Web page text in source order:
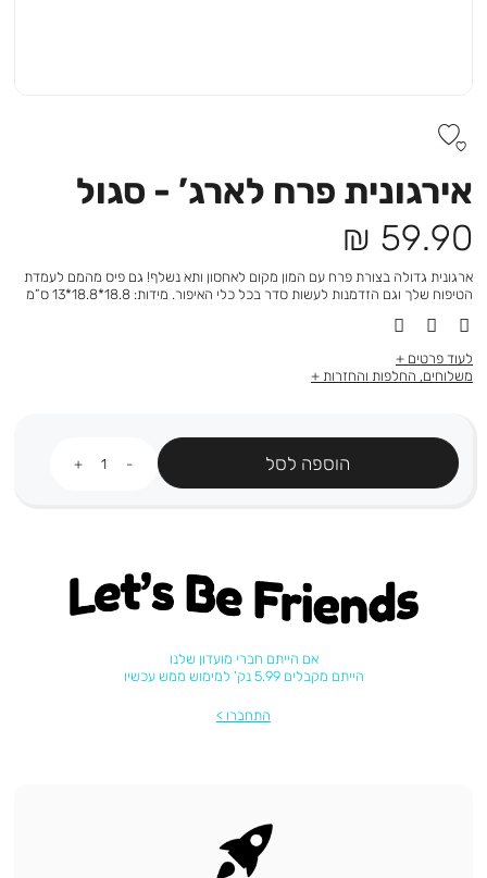
אירגונית פרח לארג’ - סגול
מחיר
מוצר
59.90 ₪
ארגונית גדולה בצורת פרח עם המון מקום לאחסון ותא נשלף! גם פיס מהמם לעמדת
הטיפוח שלך וגם הזדמנות לעשות סדר בכל כלי האיפור. מידות: 18.8*18.8*13 ס”מ
לעוד פרטים
משלוחים, החלפות והחזרות
הוספה לסל
Let's be friends
אם הייתם חברי מועדון שלנו
הייתם מקבלים 5.99 נק' למימוש ממש עכשיו
התחברו